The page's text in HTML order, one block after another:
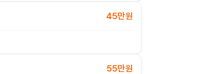
45만원
55만원